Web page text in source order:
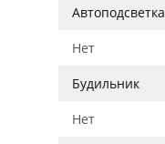
Автоподсветка
Нет
Будильник
Нет